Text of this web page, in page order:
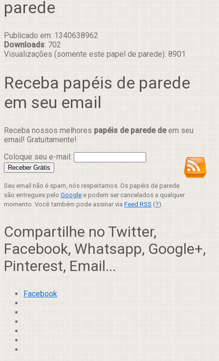
parede
Publicado em: 1340638962
Downloads: 702
Visualizações (somente este papel de parede): 8901
Receba papéis de parede
em seu email
Receba nossos melhores papéis de parede deem seu
email! Gratuitamente!
Coloque seu e-mail:
Seu email não é spam, nós respeitamos. Os papéis de parede
são entregues pelo Google e podem ser cancelados a qualquer
momento. Você também pode assinar via Feed RSS (?).
Compartilhe no Twitter,
Facebook, Whatsapp, Google+,
Pinterest, Email...
Facebook